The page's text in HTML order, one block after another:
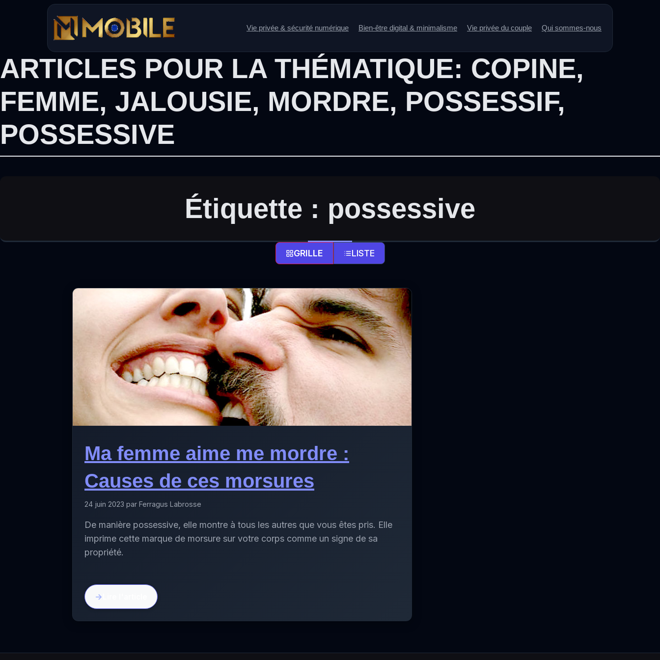
Vie privée & sécurité numérique Bien-être digital & minimalisme Vie privée du couple Qui sommes-nous
ARTICLES POUR LA THÉMATIQUE: COPINE,
FEMME, JALOUSIE, MORDRE, POSSESSIF,
POSSESSIVE
Étiquette : possessive
GRILLE LISTE
Ma femme aime me mordre :
Causes de ces morsures
24 juin 2023 par Ferragus Labrosse
De manière possessive, elle montre à tous les autres que vous êtes pris. Elle
imprime cette marque de morsure sur votre corps comme un signe de sa
propriété.